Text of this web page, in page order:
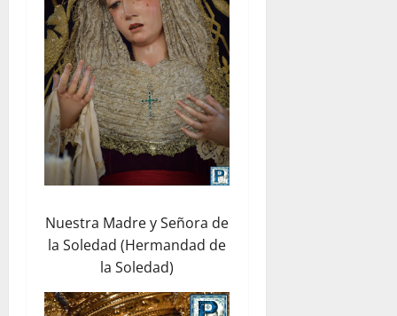
Nuestra Madre y Señora de
la Soledad (Hermandad de
la Soledad)